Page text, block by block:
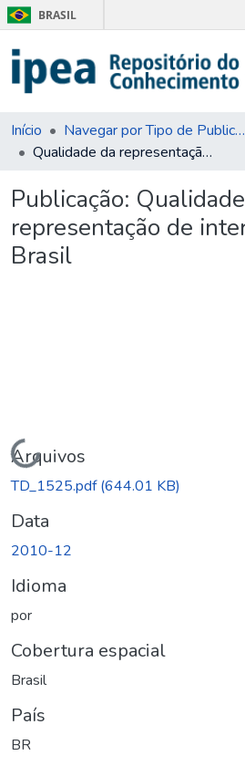
BRASIL
Início Navegar por Tipo de Publicação
Qualidade da representação de interesses no Brasil
Publicação:
representação de
Brasil
Carregando...
Arquivos
TD_1525.pdf(644.01 KB)
Data
2010-12
Idioma
por
Cobertura espacial
Brasil
País
BR